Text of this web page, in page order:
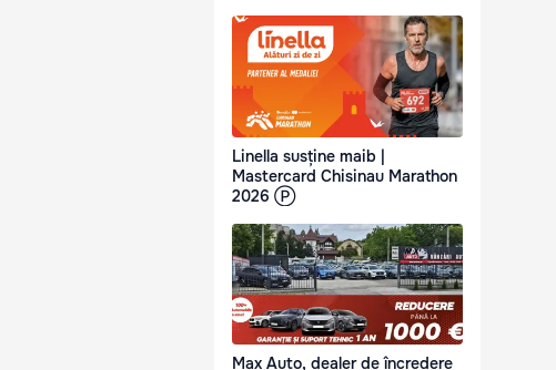
Linella susține maib |
Mastercard Chisinau Marathon
2026 Ⓟ
Max Auto, dealer de încredere